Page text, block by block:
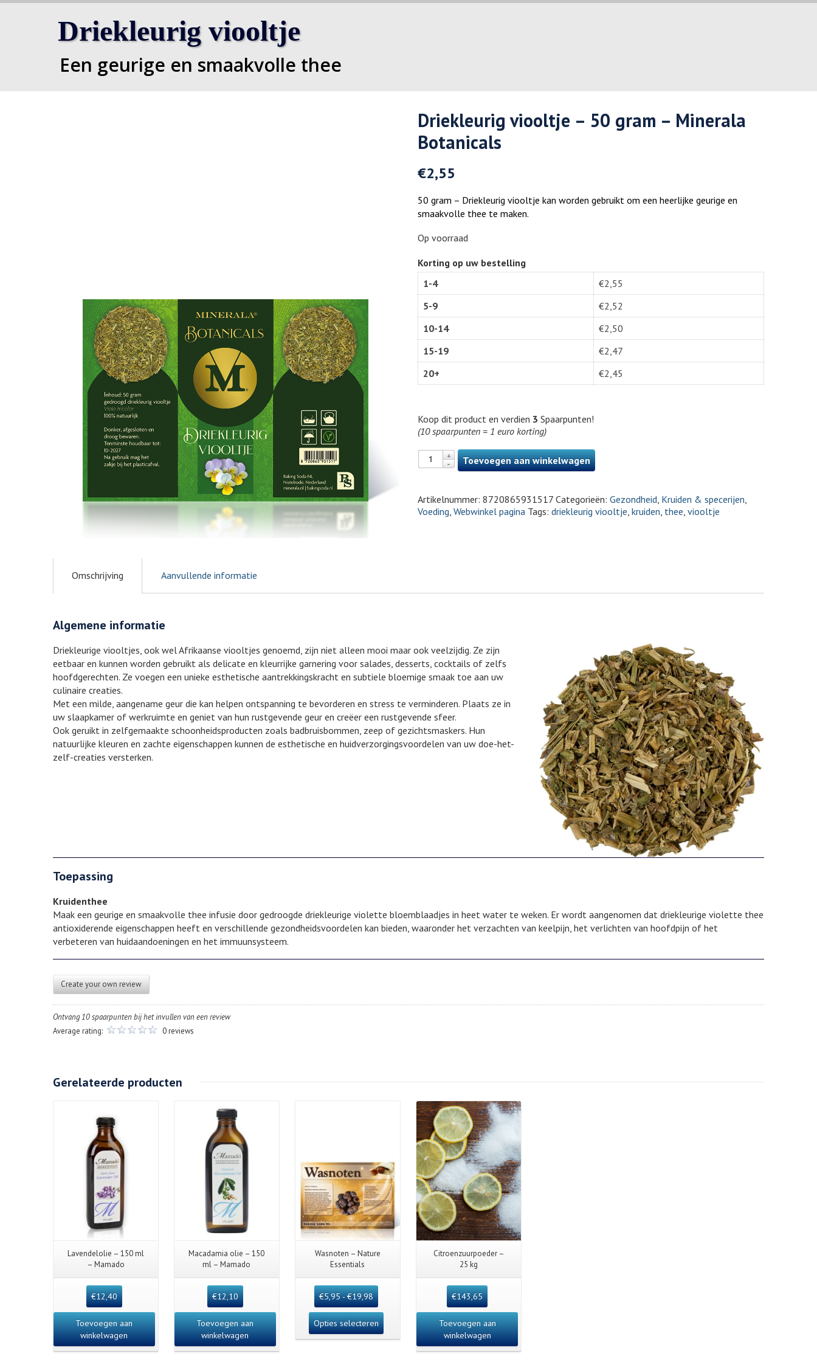
Driekleurig viooltje
Een geurige en smaakvolle thee
Driekleurig viooltje – 50 gram – Minerala
Botanicals
€2,55
50 gram – Driekleurig viooltje kan worden gebruikt om een heerlijke geurige en
smaakvolle thee te maken.
Op voorraad
Korting op uw bestelling
1-4
€2,55
5-9
€2,52
10-14
€2,50
15-19
€2,47
20+
€2,45
Koop dit product en verdien 3 Spaarpunten!
(10 spaarpunten = 1 euro korting)
Toevoegen aan winkelwagen
Artikelnummer: 8720865931517 Categorieën: Gezondheid, Kruiden & specerijen,
Voeding, Webwinkel pagina Tags: driekleurig viooltje, kruiden, thee, viooltje
Omschrijving Aanvullende informatie
Algemene informatie
Driekleurige viooltjes, ook wel Afrikaanse viooltjes genoemd, zijn niet alleen mooi maar ook veelzijdig. Ze zijn
eetbaar en kunnen worden gebruikt als delicate en kleurrijke garnering voor salades, desserts, cocktails of zelfs
hoofdgerechten. Ze voegen een unieke esthetische aantrekkingskracht en subtiele bloemige smaak toe aan uw
culinaire creaties.
Met een milde, aangename geur die kan helpen ontspanning te bevorderen en stress te verminderen. Plaats ze in
uw slaapkamer of werkruimte en geniet van hun rustgevende geur en creëer een rustgevende sfeer.
Ook geruikt in zelfgemaakte schoonheidsproducten zoals badbruisbommen, zeep of gezichtsmaskers. Hun
natuurlijke kleuren en zachte eigenschappen kunnen de esthetische en huidverzorgingsvoordelen van uw doe-het-
zelf-creaties versterken.
Toepassing
Kruidenthee
Maak een geurige en smaakvolle thee infusie door gedroogde driekleurige violette bloemblaadjes in heet water te weken. Er wordt aangenomen dat driekleurige violette thee
antioxiderende eigenschappen heeft en verschillende gezondheidsvoordelen kan bieden, waaronder het verzachten van keelpijn, het verlichten van hoofdpijn of het
verbeteren van huidaandoeningen en het immuunsysteem.
Create your own review
Ontvang 10 spaarpunten bij het invullen van een review
Average rating:
0 reviews
Gerelateerde producten
Lavendelolie – 150 ml
– Mamado
€12,40
Toevoegen aan
winkelwagen
Macadamia olie – 150
ml – Mamado
€12,10
Toevoegen aan
winkelwagen
Wasnoten – Nature
Essentials
€5,95- €19,98
Opties selecteren
Citroenzuurpoeder –
25 kg
€143,65
Toevoegen aan
winkelwagen